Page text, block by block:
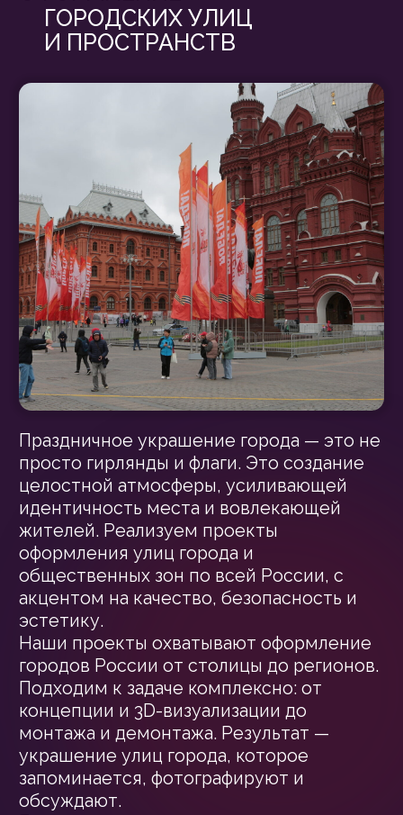
целостной атмосферы, усиливающей
идентичность места и вовлекающей
общественных зон по всей России, с
акцентом на качество, безопасность и
эстетику.
Наши проекты охватывают оформление
городов России от столицы до регионов.
Подходим к задаче комплексно: от
концепции и 3D-визуализации до
монтажа и демонтажа. Результат —
украшение улиц города, которое
запоминается, фотографируют и
обсуждают.
Если вы ищете подрядчика для
праздничного оформления города или
долгосрочного оформления улиц города
— у нас есть портфолио, допуски и
команда для реализации любого
В Москве регулярно выполняем
праздничное оформление города
к Новому году, Дню Победы, Дню
города и другим датам.
Обсудить проект